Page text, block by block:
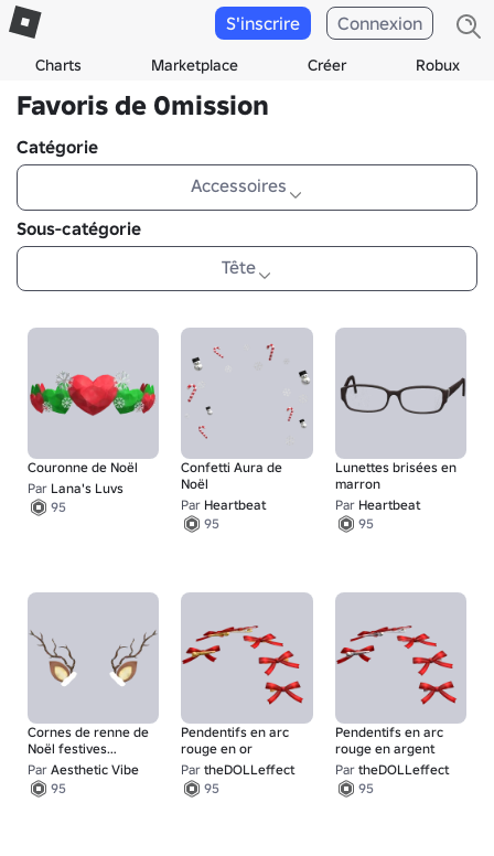
Charts Marketplace Créer Robux
S'inscrire Connexion
Favoris de 0mission
Catégorie
Accessoires
Sous-catégorie
Tête
Couronne de Noël
Par Lana's Luvs
95
Confetti Aura de
Noël
Par Heartbeat
95
Lunettes brisées en
marron
Par Heartbeat
95
Cornes de renne de
Noël festives
mignonnes
Par Aesthetic Vibe
95
Pendentifs en arc
rouge en or
Par theDOLLeffect
95
Pendentifs en arc
rouge en argent
Par theDOLLeffect
95